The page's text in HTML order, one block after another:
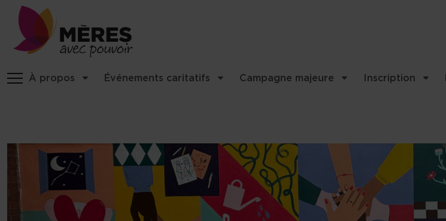
Identité du site, navigation, etc..
À propos Événements caritatifs Campagne majeure Inscription